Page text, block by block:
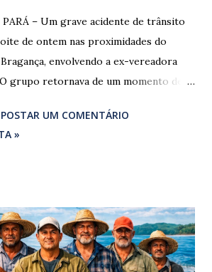
PARÁ – Um grave acidente de trânsito
de ontem nas proximidades do
envolvendo a ex-vereadora
grupo retornava de um momento de
ex-vereadores de Bragança, Mauro
, estava voltando do
uma caminhonete. O condutor da
sinais visíveis de embriaguez, e
alcoólicas foram avistadas no
POSTAR UM COMENTÁRIO
»